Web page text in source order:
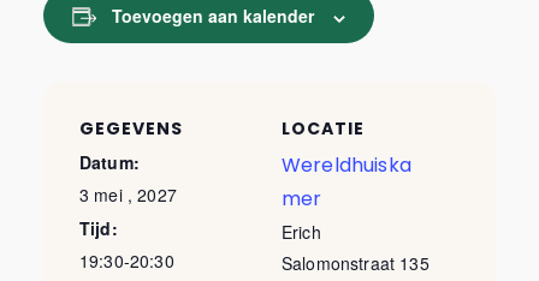
Toevoegen aan kalender
GEGEVENS
Datum:
3 mei , 2027
Tijd:
19:30-20:30
LOCATIE
Wereldhuiska
mer
Erich
Salomonstraat 135